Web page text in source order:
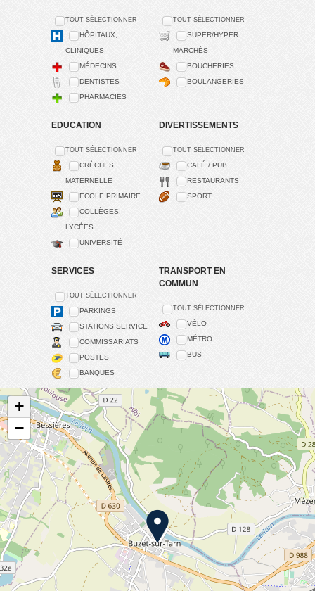
TOUT SÉLECTIONNER
HÔPITAUX,
CLINIQUES
MÉDECINS
DENTISTES
PHARMACIES
TOUT SÉLECTIONNER
SUPER/HYPER
MARCHÉS
BOUCHERIES
BOULANGERIES
EDUCATION
TOUT SÉLECTIONNER
CRÈCHES,
MATERNELLE
ECOLE PRIMAIRE
COLLÈGES,
LYCÉES
UNIVERSITÉ
DIVERTISSEMENTS
TOUT SÉLECTIONNER
CAFÉ / PUB
RESTAURANTS
SPORT
SERVICES
TOUT SÉLECTIONNER
PARKINGS
STATIONS SERVICE
COMMISSARIATS
POSTES
BANQUES
TRANSPORT EN
COMMUN
TOUT SÉLECTIONNER
VÉLO
MÉTRO
BUS
+
−